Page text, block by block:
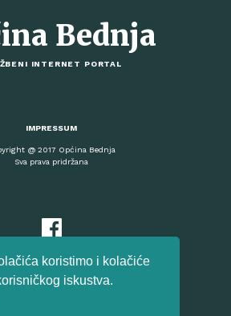
koristimo i kolačiće
iskustva.
Bednja
INTERNET PORTAL
IMPRESSUM
@ 2017 Općina Bednja
Sva prava pridržana